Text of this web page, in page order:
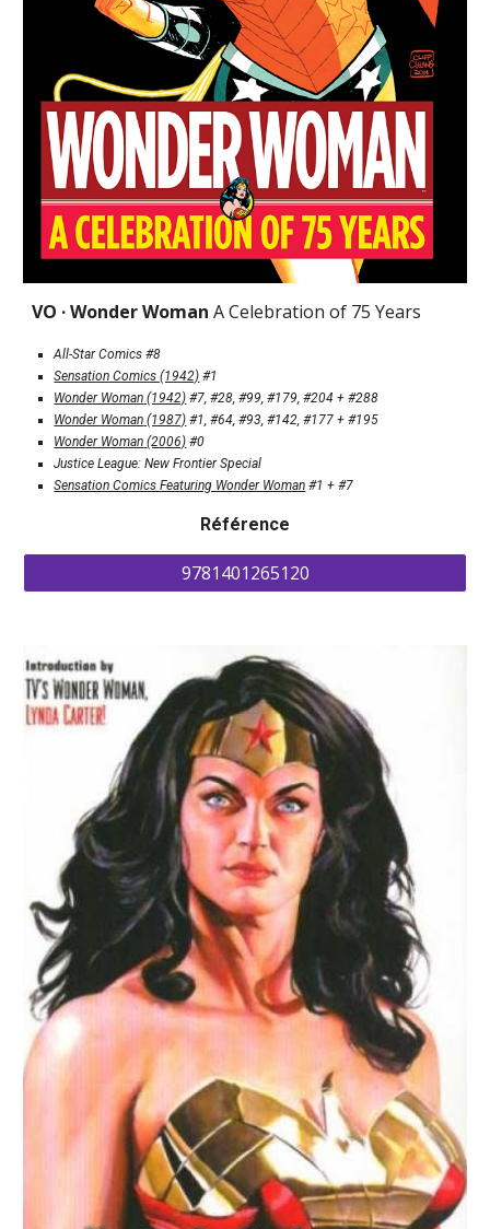
VO · Wonder Woman A Celebration of 75 Years
All-Star Comics #8
Sensation Comics (1942) #1
Wonder Woman (1942) #7, #28, #99, #179, #204 + #288
Wonder Woman (1987) #1, #64, #93, #142, #177 + #195
Wonder Woman (2006) #0
Justice League: New Frontier Special
Sensation Comics Featuring Wonder Woman #1 + #7
Référence
9781401265120